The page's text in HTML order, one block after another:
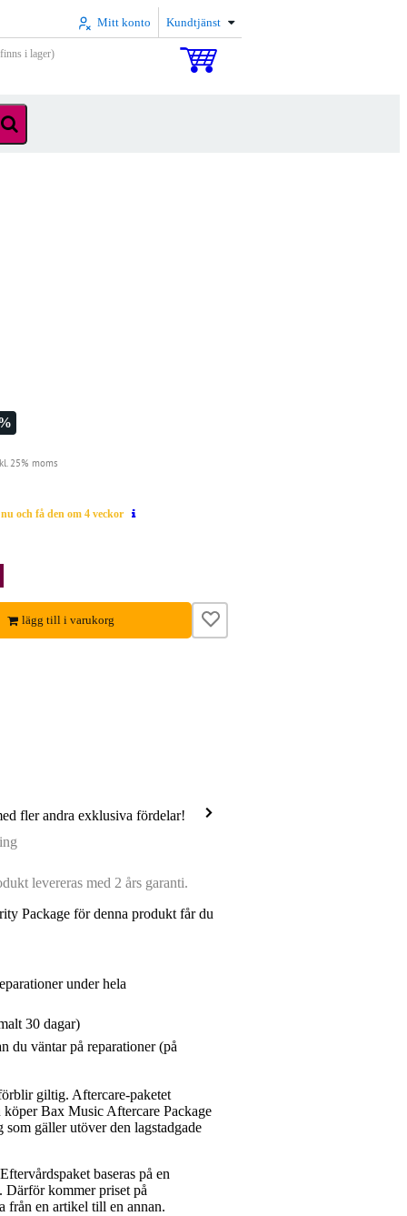
Mitt konto Kundtjänst
i lager)
25% moms
och få den om 4 veckor
lägg till i varukorg
fler andra exklusiva fördelar!
levereras med 2 års garanti.
Package för denna produkt får du
under hela
30 dagar)
du väntar på reparationer (på
giltig. Aftercare-paketet
Bax Music Aftercare Package
gäller utöver den lagstadgade
baseras på en
Därför kommer priset på
från en artikel till en annan.